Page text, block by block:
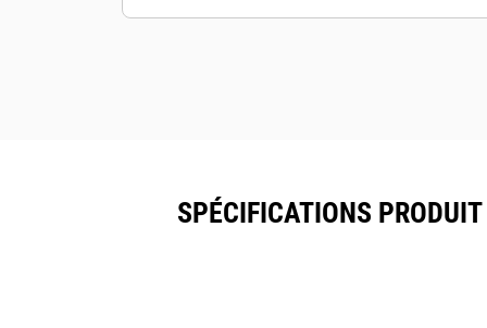
dans VisionLink avec les
SPÉCIFICATIONS